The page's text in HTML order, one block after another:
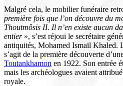
Malgré cela, le mobilier funéraire
première fois que l’on découvre du
Thoutmôsis II. Il n’en existe aucun
entier», s’est réjoui le secrétaire
antiquités, Mohamed Ismaïl Khaled.
s’agit de la première découverte
Toutankhamon en 1922. Son entrée
mais les archéologues avaient
royale.